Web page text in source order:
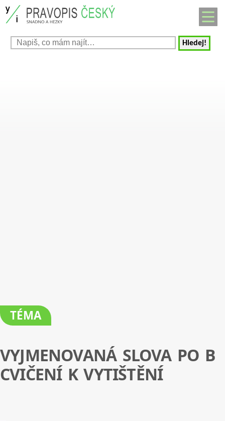
Hledej!
TÉMA
VYJMENOVANÁ SLOVA PO B
CVIČENÍ K VYTIŠTĚNÍ